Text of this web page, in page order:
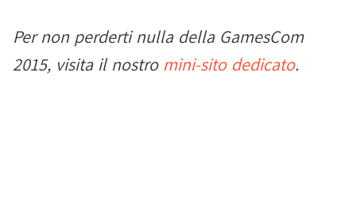
Per non perderti nulla della GamesCom
2015, visita il nostro mini-sito dedicato.